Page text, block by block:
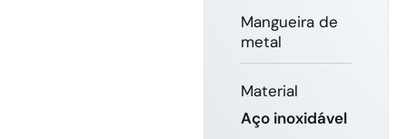
Mangueira de
metal
Material
Aço inoxidável